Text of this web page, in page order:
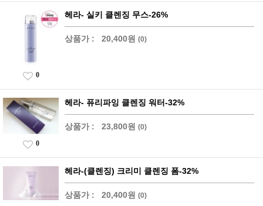
헤라- 실키 클렌징 무스-26%
상품가 : 20,400원 (0)
0
헤라- 퓨리파잉 클렌징 워터-32%
상품가 : 23,800원 (0)
0
헤라-(클렌징) 크리미 클렌징 폼-32%
상품가 : 20,400원 (0)